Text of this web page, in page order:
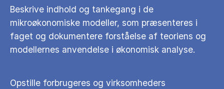
Beskrive indhold og tankegang i de
mikroøkonomiske modeller, som præsenteres i
faget og dokumentere forståelse af teoriens og
modellernes anvendelse i økonomisk analyse.
Opstille forbrugeres og virksomheders